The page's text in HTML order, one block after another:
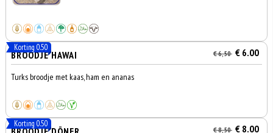
Korting 0.50
BROODJE HAWAI € 6,50 € 6.00
Turks broodje met kaas, ham en ananas
Korting 0.50
€ 8,50 € 8.00